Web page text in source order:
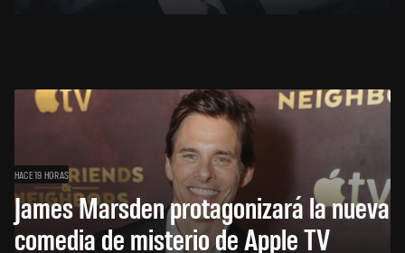
HACE 19 HORAS
James Marsden protagonizará la nueva
comedia de misterio de Apple TV